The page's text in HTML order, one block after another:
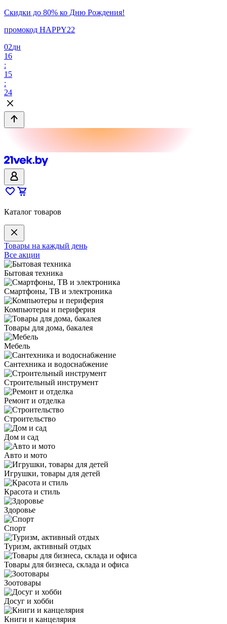
Скидки до 80% ко Дню Рождения!
промокод HAPPY22
02дн
16
:
15
:
24
Каталог товаров
Товары на каждый день
Все акции
Бытовая техника
Смартфоны, ТВ и электроника
Компьютеры и периферия
Товары для дома, бакалея
Мебель
Сантехника и водоснабжение
Строительный инструмент
Ремонт и отделка
Строительство
Дом и сад
Авто и мото
Игрушки, товары для детей
Красота и стиль
Здоровье
Спорт
Туризм, активный отдых
Товары для бизнеса, склада и офиса
Зоотовары
Досуг и хобби
Книги и канцелярия